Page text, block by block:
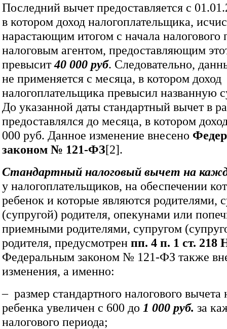
Последний вычет предоставляется с
в котором доход налогоплательщика,
нарастающим итогом с начала налогового
налоговым агентом, предоставляющим
превысит40 000 руб. Следовательно,
не применяется с месяца, в котором доход
налогоплательщика превысил названную
До указанной даты стандартный вычет в
предоставлялся до месяца, в котором
000 руб. Данное изменение внесено
законом № 121‑ФЗ[2].
Стандартный налоговый вычет на
у налогоплательщиков, на обеспечении
ребенок и которые являются родителями,
(супругой) родителя, опекунами или
приемными родителями, супругом
родителя, предусмотрен пп. 4 п. 1 ст.
Федеральным законом № 121‑ФЗ также
изменения, а именно:
– размер стандартного налогового вычета
ребенка увеличен с 600 до 1 000 руб. за
налогового периода;